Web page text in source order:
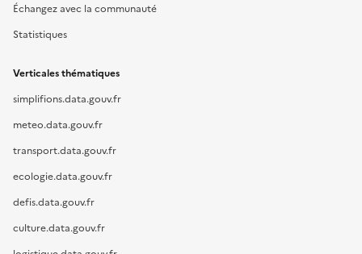
Échangez avec la communauté
Statistiques
Verticales thématiques
simplifions.data.gouv.fr
meteo.data.gouv.fr
transport.data.gouv.fr
ecologie.data.gouv.fr
defis.data.gouv.fr
culture.data.gouv.fr